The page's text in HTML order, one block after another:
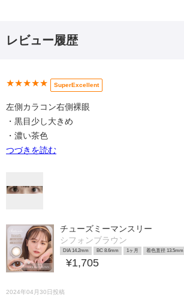
レビュー履歴
★★★★★ SuperExcellent
左側カラコン右側裸眼
・黒目少し大きめ
・濃い茶色
つづきを読む
チューズミーマンスリー
シフォンブラウン
DIA 14.2mm BC 8.6mm 1ヶ月 着色直径 13.5mm
¥1,705
2024年04月30日投稿